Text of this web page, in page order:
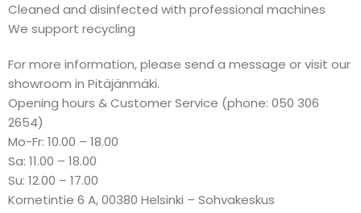
Cleaned and disinfected with professional machines
We support recycling
For more information, please send a message or visit our
showroom in Pitäjänmäki.
Opening hours & Customer Service (phone: 050 306
2654)
Mo-Fr: 10.00 – 18.00
Sa: 11.00 – 18.00
Su: 12.00 – 17.00
Kornetintie 6 A, 00380 Helsinki – Sohvakeskus